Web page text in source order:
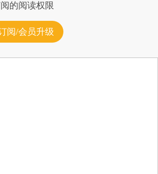
的阅读权限
阅/会员升级